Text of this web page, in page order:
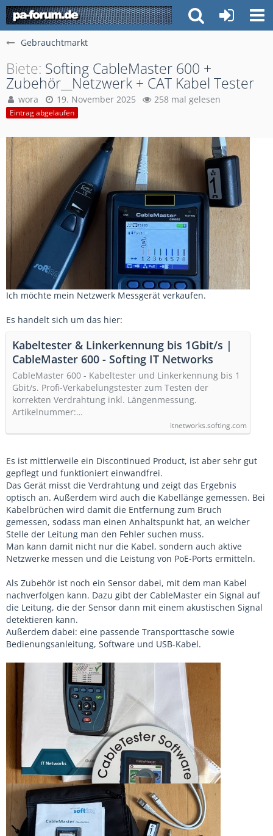
Gebrauchtmarkt
Biete Softing CableMaster 600 +
Zubehör__Netzwerk + CAT Kabel Tester
wora 19. November 2025 258 mal gelesen
Eintrag abgelaufen
Ich möchte mein Netzwerk Messgerät verkaufen.
Es handelt sich um das hier:
Kabeltester & Linkerkennung bis 1Gbit/s |
CableMaster 600 - Softing IT Networks
CableMaster 600 - Kabeltester und Linkerkennung bis 1
Gbit/s. Profi-Verkabelungstester zum Testen der
korrekten Verdrahtung inkl. Längenmessung.
Artikelnummer:…
itnetworks.softing.com
Es ist mittlerweile ein Discontinued Product, ist aber sehr gut
gepflegt und funktioniert einwandfrei.
Das Gerät misst die Verdrahtung und zeigt das Ergebnis
optisch an. Außerdem wird auch die Kabellänge gemessen. Bei
Kabelbrüchen wird damit die Entfernung zum Bruch
gemessen, sodass man einen Anhaltspunkt hat, an welcher
Stelle der Leitung man den Fehler suchen muss.
Man kann damit nicht nur die Kabel, sondern auch aktive
Netzwerke messen und die Leistung von PoE-Ports ermitteln.
Als Zubehör ist noch ein Sensor dabei, mit dem man Kabel
nachverfolgen kann. Dazu gibt der CableMaster ein Signal auf
die Leitung, die der Sensor dann mit einem akustischen Signal
detektieren kann.
Außerdem dabei: eine passende Transporttasche sowie
Bedienungsanleitung, Software und USB-Kabel.